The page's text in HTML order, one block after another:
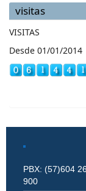
visitas
VISITAS
Desde 01/01/2014
PBX: (57)604
900